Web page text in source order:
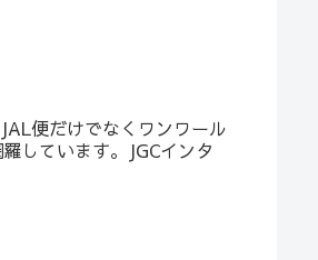
便だけでなくワンワール
しています。JGCインタ